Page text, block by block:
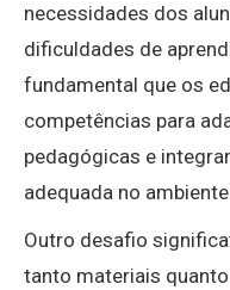
necessidades dos
dificuldades de
fundamental que os
competências para
pedagógicas e
adequada no
Outro desafio
tanto materiais